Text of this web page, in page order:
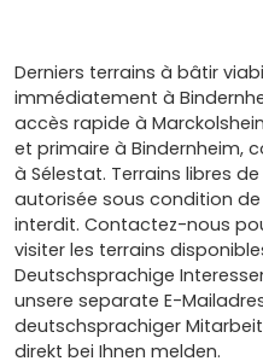
Derniers terrains à bâtir
immédiatement à
accès rapide à
et primaire à Bindernheim,
à Sélestat. Terrains libres
autorisée sous condition
interdit. Contactez-nous
visiter les terrains
Deutschsprachige
unsere separate E-
deutschsprachiger
direkt bei Ihnen melden.